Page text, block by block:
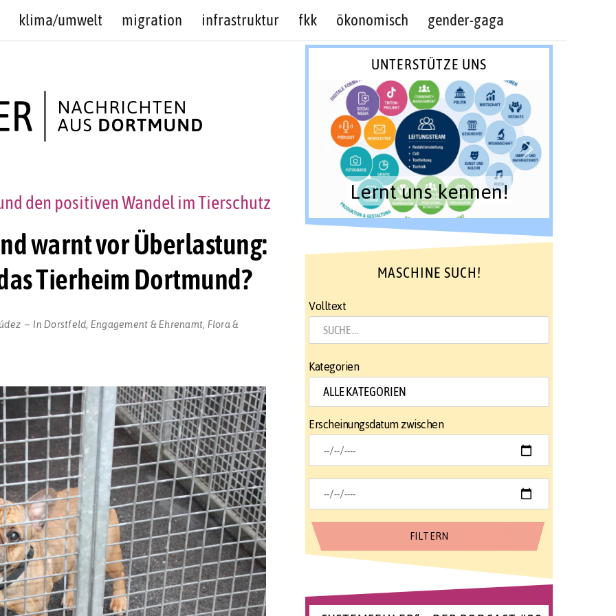
klima/umwelt migration infrastruktur fkk ökonomisch gender-gaga
warnt vor Überlastung:
Tierheim Dortmund?
den positiven Wandel im Tierschutz
In Dorstfeld Engagement & Ehrenamt Flora &
UNTERSTÜTZE UNS
Lernt uns kennen!
MASCHINE SUCH!
Volltext
Kategorien
Erscheinungsdatum zwischen